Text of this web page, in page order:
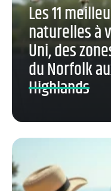
Les 11
naturelles à
Uni, des
du Norfolk
Highlands